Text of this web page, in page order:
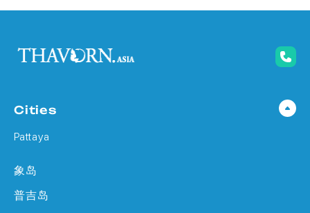
Cities
Pattaya
象岛
普吉岛